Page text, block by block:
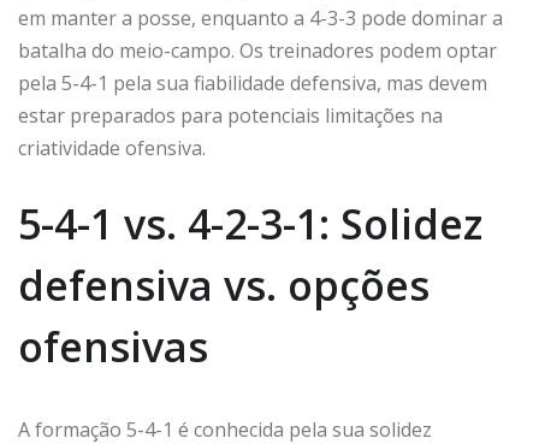
em manter a posse, enquanto a 4-3-3 pode dominar a
batalha do meio-campo. Os treinadores podem optar
pela 5-4-1 pela sua fiabilidade defensiva, mas devem
estar preparados para potenciais limitações na
criatividade ofensiva.
5-4-1 vs. 4-2-3-1: Solidez
defensiva vs. opções
ofensivas
A formação 5-4-1 é conhecida pela sua solidez